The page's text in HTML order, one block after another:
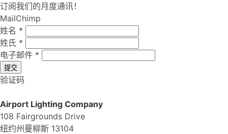
订阅我们的月度通讯！
MailChimp
姓名 *
姓氏 *
电子邮件 *
提交
验证码
Airport Lighting Company
108 Fairgrounds Drive
纽约州曼柳斯 13104